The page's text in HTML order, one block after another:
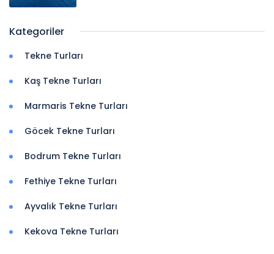
Kategoriler
Tekne Turları
Kaş Tekne Turları
Marmaris Tekne Turları
Göcek Tekne Turları
Bodrum Tekne Turları
Fethiye Tekne Turları
Ayvalık Tekne Turları
Kekova Tekne Turları